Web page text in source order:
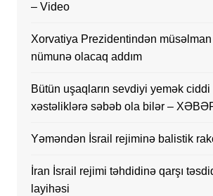
– Video
Xorvatiya Prezidentindən
nümunə olacaq addım
Bütün uşaqların sevdiyi yemək ciddi
xəstəliklərə səbəb ola bilər –
Yəməndən İsrail rejiminə balistik
İran İsrail rejimi təhdidinə qarşı
layihəsi